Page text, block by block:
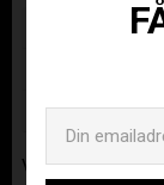
Tillverkare
Visa alla